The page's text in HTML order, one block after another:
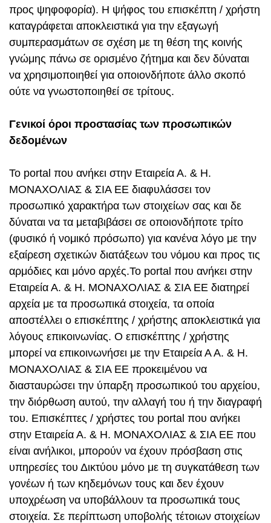
προς ψηφοφορία). Η ψήφος του επισκέπτη / χρήστη
καταγράφεται αποκλειστικά για την εξαγωγή
συμπερασμάτων σε σχέση με τη θέση της κοινής
γνώμης πάνω σε ορισμένο ζήτημα και δεν δύναται
να χρησιμοποιηθεί για οποιονδήποτε άλλο σκοπό
ούτε να γνωστοποιηθεί σε τρίτους.
Γενικοί όροι προστασίας των προσωπικών
δεδομένων
Το portal που ανήκει στην Εταιρεία Α. & Η.
ΜΟΝΑΧΟΛΙΑΣ & ΣΙΑ ΕΕ διαφυλάσσει τον
προσωπικό χαρακτήρα των στοιχείων σας και δε
δύναται να τα μεταβιβάσει σε οποιονδήποτε τρίτο
(φυσικό ή νομικό πρόσωπο) για κανένα λόγο με την
εξαίρεση σχετικών διατάξεων του νόμου και προς τις
αρμόδιες και μόνο αρχές.Το portal που ανήκει στην
Εταιρεία Α. & Η. ΜΟΝΑΧΟΛΙΑΣ & ΣΙΑ ΕΕ διατηρεί
αρχεία με τα προσωπικά στοιχεία, τα οποία
αποστέλλει ο επισκέπτης / χρήστης αποκλειστικά για
λόγους επικοινωνίας. Ο επισκέπτης / χρήστης
μπορεί να επικοινωνήσει με την Εταιρεία Α Α. & Η.
ΜΟΝΑΧΟΛΙΑΣ & ΣΙΑ ΕΕ προκειμένου να
διασταυρώσει την ύπαρξη προσωπικού του αρχείου,
την διόρθωση αυτού, την αλλαγή του ή την διαγραφή
του. Επισκέπτες / χρήστες του portal που ανήκει
στην Εταιρεία Α. & Η. ΜΟΝΑΧΟΛΙΑΣ & ΣΙΑ ΕΕ που
είναι ανήλικοι, μπορούν να έχουν πρόσβαση στις
υπηρεσίες του Δικτύου μόνο με τη συγκατάθεση των
γονέων ή των κηδεμόνων τους και δεν έχουν
υποχρέωση να υποβάλλουν τα προσωπικά τους
στοιχεία. Σε περίπτωση υποβολής τέτοιων στοιχείων